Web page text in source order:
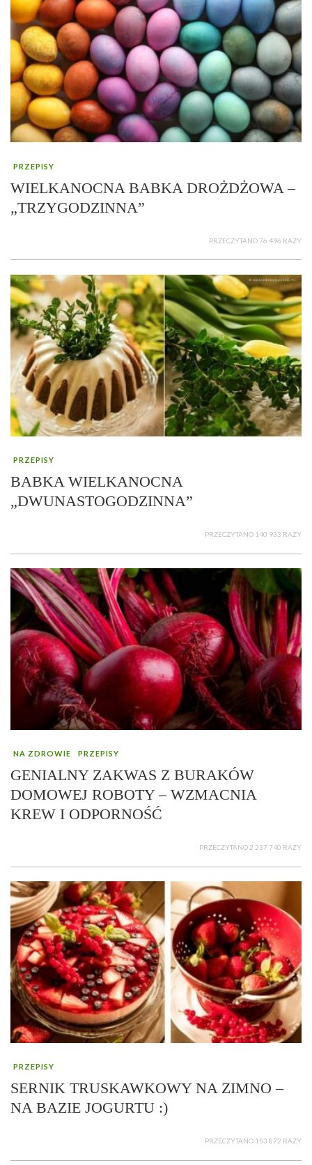
PRZEPISY
WIELKANOCNA BABKA DROŻDŻOWA –
„TRZYGODZINNA”
PRZECZYTANO 76 496 RAZY
PRZEPISY
BABKA WIELKANOCNA
„DWUNASTOGODZINNA”
PRZECZYTANO 140 933 RAZY
NA ZDROWIE PRZEPISY
GENIALNY ZAKWAS Z BURAKÓW
DOMOWEJ ROBOTY – WZMACNIA
KREW I ODPORNOŚĆ
PRZECZYTANO 2 237 740 RAZY
PRZEPISY
SERNIK TRUSKAWKOWY NA ZIMNO –
NA BAZIE JOGURTU :)
PRZECZYTANO 153 872 RAZY